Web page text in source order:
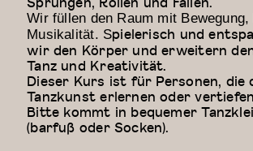
Wir füllen den Raum mit
Musikalität. Spielerisch und
wir den Körper und erweitern
Tanz und Kreativität.
Dieser Kurs ist für Personen, die
Tanzkunst erlernen oder
Bitte kommt in bequemer
(barfuß oder Socken).